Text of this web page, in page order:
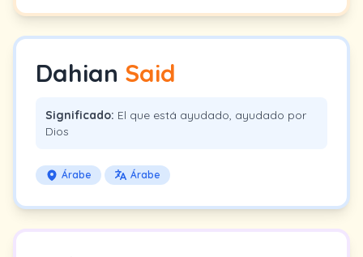
Dahian Said
Significado: El que está ayudado, ayudado por
Dios
Árabe Árabe